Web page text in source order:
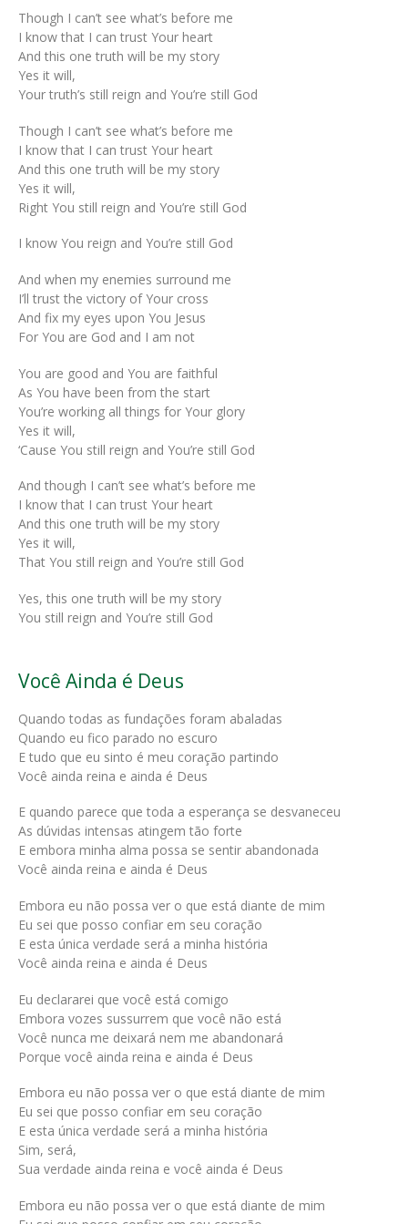
Though I can’t see what’s before me
I know that I can trust Your heart
And this one truth will be my story
Yes it will,
Your truth’s still reign and You’re still God
Though I can’t see what’s before me
I know that I can trust Your heart
And this one truth will be my story
Yes it will,
Right You still reign and You’re still God
I know You reign and You’re still God
And when my enemies surround me
I’ll trust the victory of Your cross
And fix my eyes upon You Jesus
For You are God and I am not
You are good and You are faithful
As You have been from the start
You’re working all things for Your glory
Yes it will,
‘Cause You still reign and You’re still God
And though I can’t see what’s before me
I know that I can trust Your heart
And this one truth will be my story
Yes it will,
That You still reign and You’re still God
Yes, this one truth will be my story
You still reign and You’re still God
Você Ainda é Deus
Quando todas as fundações foram abaladas
Quando eu fico parado no escuro
E tudo que eu sinto é meu coração partindo
Você ainda reina e ainda é Deus
E quando parece que toda a esperança se desvaneceu
As dúvidas intensas atingem tão forte
E embora minha alma possa se sentir abandonada
Você ainda reina e ainda é Deus
Embora eu não possa ver o que está diante de mim
Eu sei que posso confiar em seu coração
E esta única verdade será a minha história
Você ainda reina e ainda é Deus
Eu declararei que você está comigo
Embora vozes sussurrem que você não está
Você nunca me deixará nem me abandonará
Porque você ainda reina e ainda é Deus
Embora eu não possa ver o que está diante de mim
Eu sei que posso confiar em seu coração
E esta única verdade será a minha história
Sim, será,
Sua verdade ainda reina e você ainda é Deus
Embora eu não possa ver o que está diante de mim